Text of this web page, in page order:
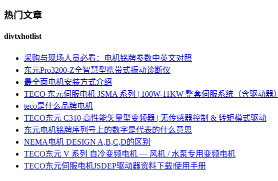
热门文章
divtxhotlist
采购与现场人员必看：电机铭牌参数中英文对照
东元Pro3200-Z全智慧型携带式振动诊断仪
最全面电机安装方式介绍
TECO 东元伺服电机 JSMA 系列 | 100W-11KW 整套伺服系统（含驱动器）
teco是什么品牌电机
TECO东元 C310 高性能矢量型变频器 | 无传感器控制 & 转矩模式驱动
东元电机铭牌序列号上的数字是代表的什么意思
NEMA电机 DESIGN A,B,C,D的区别
TECO东元 V 系列 自冷变频电机 — 风机 / 水泵专用变频电机
TECO东元伺服电机JSDEP驱动器资料下载|使用手册